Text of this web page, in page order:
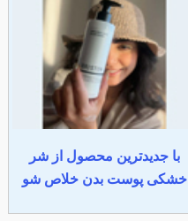
با جدیدترین محصول از شر
خشکی پوست بدن خلاص شو